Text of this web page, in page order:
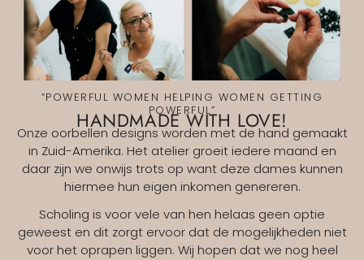
“POWERFUL WOMEN HELPING WOMEN GETTING
POWERFUL”
HANDMADE WITH LOVE!
Onze oorbellen designs worden met de hand gemaakt
in Zuid-Amerika. Het atelier groeit iedere maand en
daar zijn we onwijs trots op want deze dames kunnen
hiermee hun eigen inkomen genereren.
Scholing is voor vele van hen helaas geen optie
geweest en dit zorgt ervoor dat de mogelijkheden niet
voor het oprapen liggen. Wij hopen dat we nog heel